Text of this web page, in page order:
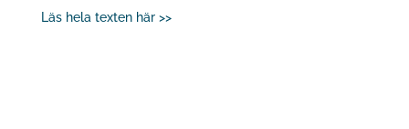
Läs hela texten här >>